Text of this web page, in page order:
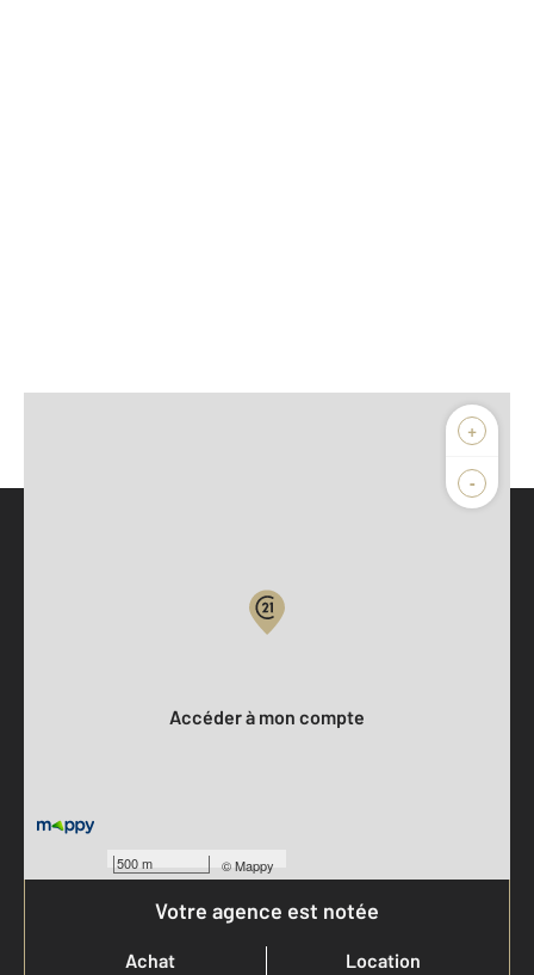
+
-
500 m ©Mappy
Accéder à mon compte
Votre agence est notée
Achat
Location